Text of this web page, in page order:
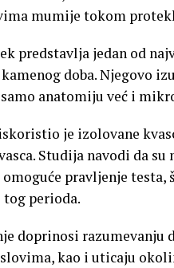
mumije tokom
predstavlja jedan od
doba. Njegovo
anatomiju već i
je izolovane
Studija navodi da
pravljenje testa,
perioda.
doprinosi
kao i uticaju